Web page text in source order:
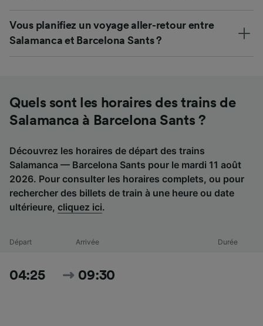
Vous planifiez un voyage aller-retour entre
Salamanca et Barcelona Sants ?
Quels sont les horaires des trains de
Salamanca à Barcelona Sants ?
Découvrez les horaires de départ des trains
Salamanca — Barcelona Sants pour le mardi 11 août
2026. Pour consulter les horaires complets, ou pour
rechercher des billets de train à une heure ou date
ultérieure, cliquez ici.
Départ Arrivée Durée
04:25 09:30